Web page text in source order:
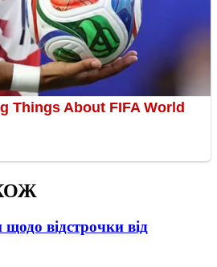
відстрочки від